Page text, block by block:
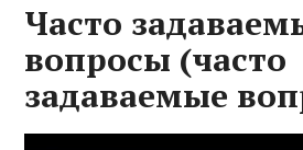
Часто
вопросы (часто
задаваемые